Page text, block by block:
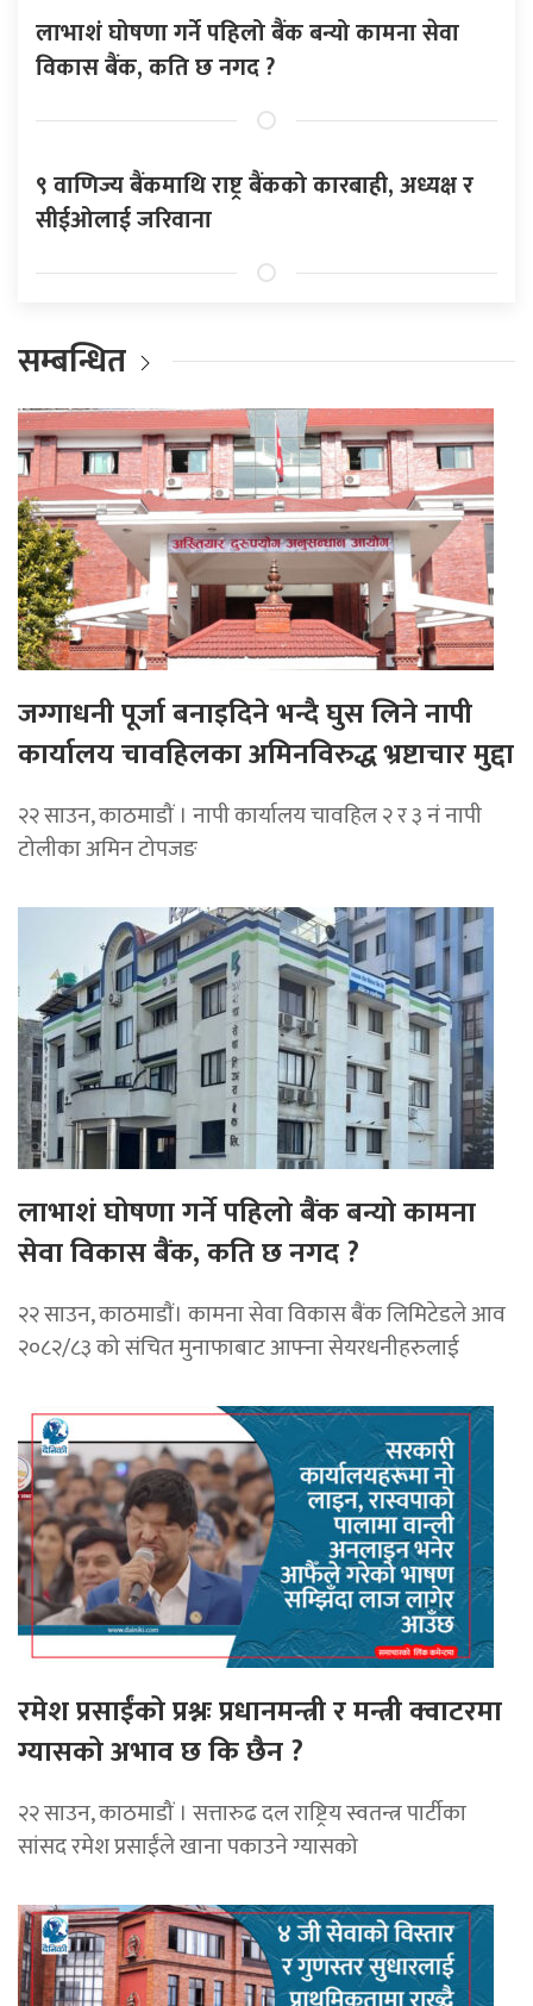
लाभाशं घोषणा गर्ने पहिलो बैंक बन्यो कामना सेवा
विकास बैंक, कति छ नगद ?
९ वाणिज्य बैंकमाथि राष्ट्र बैंकको कारबाही, अध्यक्ष र
सीईओलाई जरिवाना
सम्बन्धित
जग्गाधनी पूर्जा बनाइदिने भन्दै घुस लिने नापी
कार्यालय चावहिलका अमिनविरुद्ध भ्रष्टाचार मुद्दा
२२ साउन, काठमाडौं । नापी कार्यालय चावहिल २ र ३ नं नापी
टोलीका अमिन टोपजङ
लाभाशं घोषणा गर्ने पहिलो बैंक बन्यो कामना
सेवा विकास बैंक, कति छ नगद ?
२२ साउन, काठमाडाैं। कामना सेवा विकास बैंक लिमिटेडले आव
२०८२/८३ को संचित मुनाफाबाट आफ्ना सेयरधनीहरुलाई
रमेश प्रसाईंको प्रश्नः प्रधानमन्त्री र मन्त्री क्वाटरमा
ग्यासको अभाव छ कि छैन ?
२२ साउन, काठमाडौं । सत्तारुढ दल राष्ट्रिय स्वतन्त्र पार्टीका
सांसद रमेश प्रसाईंले खाना पकाउने ग्यासको